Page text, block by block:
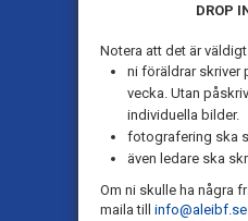
DROP
Notera att det är
ni föräldrar skriver
vecka. Utan
individuella bilder.
fotografering ska
även ledare ska
Om ni skulle ha några
maila till info@aleibf.se